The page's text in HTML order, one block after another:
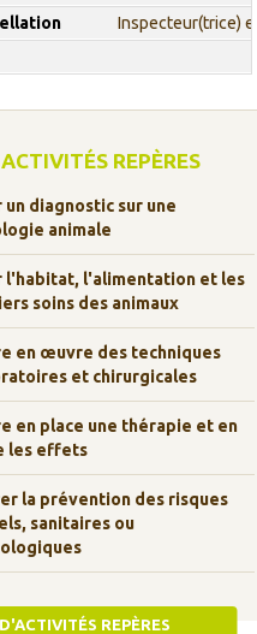
Inspecteur(trice)
ACTIVITÉS REPÈRES
un diagnostic sur une
animale
l'habitat, l'alimentation et les
soins des animaux
en œuvre des techniques
et chirurgicales
en place une thérapie et en
les effets
la prévention des risques
sanitaires ou
REPÈRES